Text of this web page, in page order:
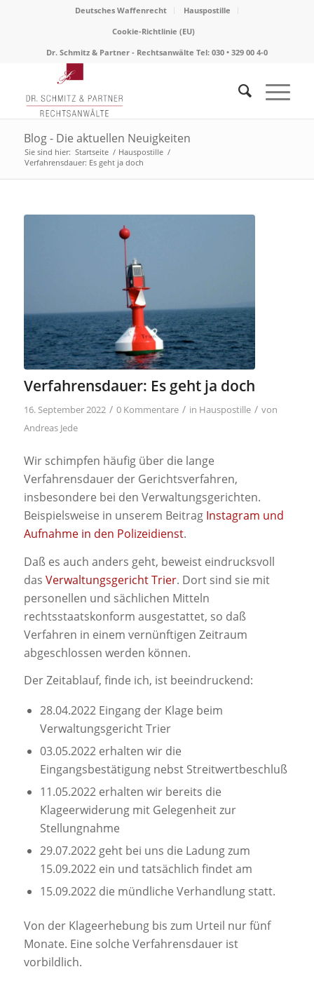
Deutsches Waffenrecht
Hauspostille
Cookie-Richtlinie (EU)
Dr. Schmitz & Partner - Rechtsanwälte Tel: 030 • 329 00 4-0
Blog - Die aktuellen Neuigkeiten
Sie sind hier: Startseite / Hauspostille /
Verfahrensdauer: Es geht ja doch
Verfahrensdauer: Es geht ja doch
16. September 2022 / 0 Kommentare / in Hauspostille / von
Andreas Jede
Wir schimpfen häufig über die lange
Verfahrensdauer der Gerichtsverfahren,
insbesondere bei den Verwaltungsgerichten.
Beispielsweise in unserem Beitrag Instagram und
Aufnahme in den Polizeidienst.
Daß es auch anders geht, beweist eindrucksvoll
das Verwaltungsgericht Trier. Dort sind sie mit
personellen und sächlichen Mitteln
rechtsstaatskonform ausgestattet, so daß
Verfahren in einem vernünftigen Zeitraum
abgeschlossen werden können.
Der Zeitablauf, finde ich, ist beeindruckend:
28.04.2022 Eingang der Klage beim
Verwaltungsgericht Trier
03.05.2022 erhalten wir die
Eingangsbestätigung nebst Streitwertbeschluß
11.05.2022 erhalten wir bereits die
Klageerwiderung mit Gelegenheit zur
Stellungnahme
29.07.2022 geht bei uns die Ladung zum
15.09.2022 ein und tatsächlich findet am
15.09.2022 die mündliche Verhandlung statt.
Von der Klageerhebung bis zum Urteil nur fünf
Monate. Eine solche Verfahrensdauer ist
vorbildlich.